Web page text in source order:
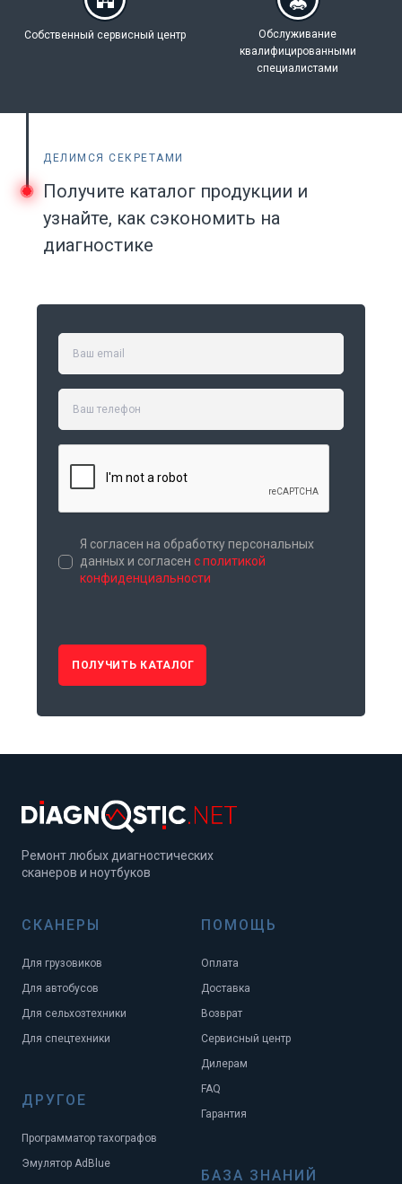
Собственный сервисный центр
Обслуживание
квалифицированными
специалистами
ДЕЛИМСЯ СЕКРЕТАМИ
Получите каталог продукции и
узнайте, как сэкономить на
диагностике
Я согласен на обработку персональных
данных и согласен с политикой
конфиденциальности
ПОЛУЧИТЬ КАТАЛОГ
Ремонт любых диагностических
сканеров и ноутбуков
СКАНЕРЫ
Для грузовиков
Для автобусов
Для сельхозтехники
Для спецтехники
ДРУГОЕ
Программатор тахографов
Эмулятор AdBlue
ПОМОЩЬ
Оплата
Доставка
Возврат
Сервисный центр
Дилерам
FAQ
Гарантия
БАЗА ЗНАНИЙ